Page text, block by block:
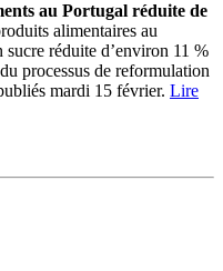
au Portugal réduite de
alimentaires au
réduite d’environ 11 %
processus de reformulation
mardi 15 février. Lire